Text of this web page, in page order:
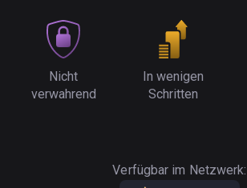
Nicht
verwahrend
In wenigen
Schritten
Verfügbar im Netzwerk: